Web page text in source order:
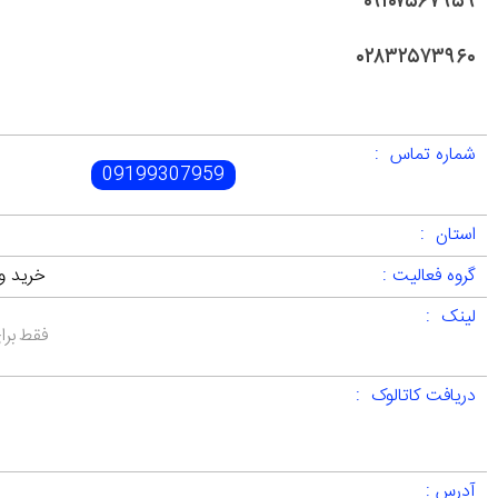
۰۲۸۳۲۵۷۳۹۶۰
شماره تماس :
09199307959
استان :
گروه فعالیت :
خرید
لینک :
فقط
دریافت کاتالوک :
آدرس :